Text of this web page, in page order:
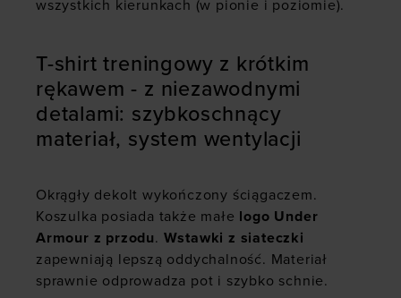
wszystkich kierunkach (w pionie i poziomie).
T-shirt treningowy z krótkim
rękawem - z niezawodnymi
detalami: szybkoschnący
materiał, system wentylacji
Okrągły dekolt wykończony ściągaczem.
Koszulka posiada także małe logo Under
Armour z przodu. Wstawki z siateczki
zapewniają lepszą oddychalność. Materiał
sprawnie odprowadza pot i szybko schnie.